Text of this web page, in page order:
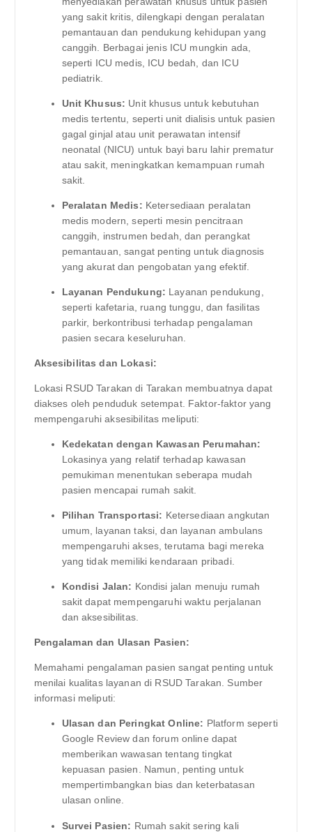
yang sakit kritis, dilengkapi dengan peralatan
pemantauan dan pendukung kehidupan yang
canggih. Berbagai jenis ICU mungkin ada,
seperti ICU medis, ICU bedah, dan ICU
pediatrik.
Unit Khusus: Unit khusus untuk kebutuhan
medis tertentu, seperti unit dialisis untuk pasien
gagal ginjal atau unit perawatan intensif
neonatal (NICU) untuk bayi baru lahir prematur
atau sakit, meningkatkan kemampuan rumah
sakit.
Peralatan Medis: Ketersediaan peralatan
medis modern, seperti mesin pencitraan
canggih, instrumen bedah, dan perangkat
pemantauan, sangat penting untuk diagnosis
yang akurat dan pengobatan yang efektif.
Layanan Pendukung: Layanan pendukung,
seperti kafetaria, ruang tunggu, dan fasilitas
parkir, berkontribusi terhadap pengalaman
pasien secara keseluruhan.
Aksesibilitas dan Lokasi:
Lokasi RSUD Tarakan di Tarakan membuatnya dapat
diakses oleh penduduk setempat. Faktor-faktor yang
mempengaruhi aksesibilitas meliputi:
Kedekatan dengan Kawasan Perumahan:
Lokasinya yang relatif terhadap kawasan
pemukiman menentukan seberapa mudah
pasien mencapai rumah sakit.
Pilihan Transportasi: Ketersediaan angkutan
umum, layanan taksi, dan layanan ambulans
mempengaruhi akses, terutama bagi mereka
yang tidak memiliki kendaraan pribadi.
Kondisi Jalan: Kondisi jalan menuju rumah
sakit dapat mempengaruhi waktu perjalanan
dan aksesibilitas.
Pengalaman dan Ulasan Pasien:
Memahami pengalaman pasien sangat penting untuk
menilai kualitas layanan di RSUD Tarakan. Sumber
informasi meliputi:
Ulasan dan Peringkat Online: Platform seperti
Google Review dan forum online dapat
memberikan wawasan tentang tingkat
kepuasan pasien. Namun, penting untuk
mempertimbangkan bias dan keterbatasan
ulasan online.
Survei Pasien: Rumah sakit sering kali